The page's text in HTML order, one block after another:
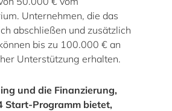
Unternehmen, die das
abschließen und zusätzlich
bis zu 100.000 € an
Unterstützung erhalten.
und die Finanzierung,
Start-Programm bietet,